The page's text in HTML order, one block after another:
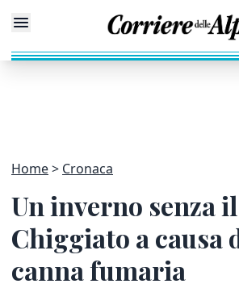
Home Cronaca
Un inverno senza il
Chiggiato a causa
canna fumaria